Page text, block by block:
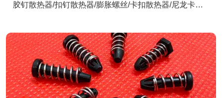
胶钉散热器/扣钉散热器/膨胀螺丝/卡扣散热器/尼龙卡扣/